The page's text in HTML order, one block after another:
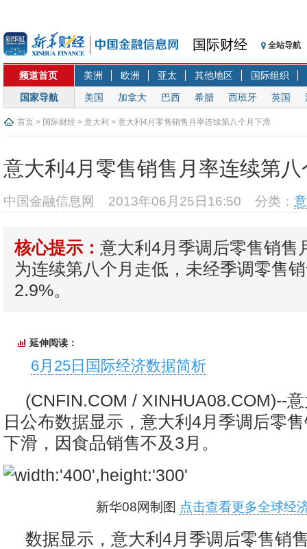
国际财经 全站导航
频道首页 美洲 欧洲 亚太 其他地区
国际组织
国家导航
美国 加拿大 巴西 希腊 西班牙 英国
首页 > 国际财经 > 意大利 > 意大利4月零售销售月率连续第八个月下滑
意大利4月零售销售月率连续第
中国金融信息网 2013年06月25日16:50 分类：
核心提示： 意大利4月季调后零售销售
为连续第八个月走低，未经季调零售
2.9%。
延伸阅读：
6月25日国际经济数据简析
(CNFIN.COM / XINHUA08.COM)--
日公布数据显示，意大利4月季调后零
下滑，因食品销售不及3月。
新华08网制图 点击查看更多全球经
数据显示，意大利4月季调后零售销